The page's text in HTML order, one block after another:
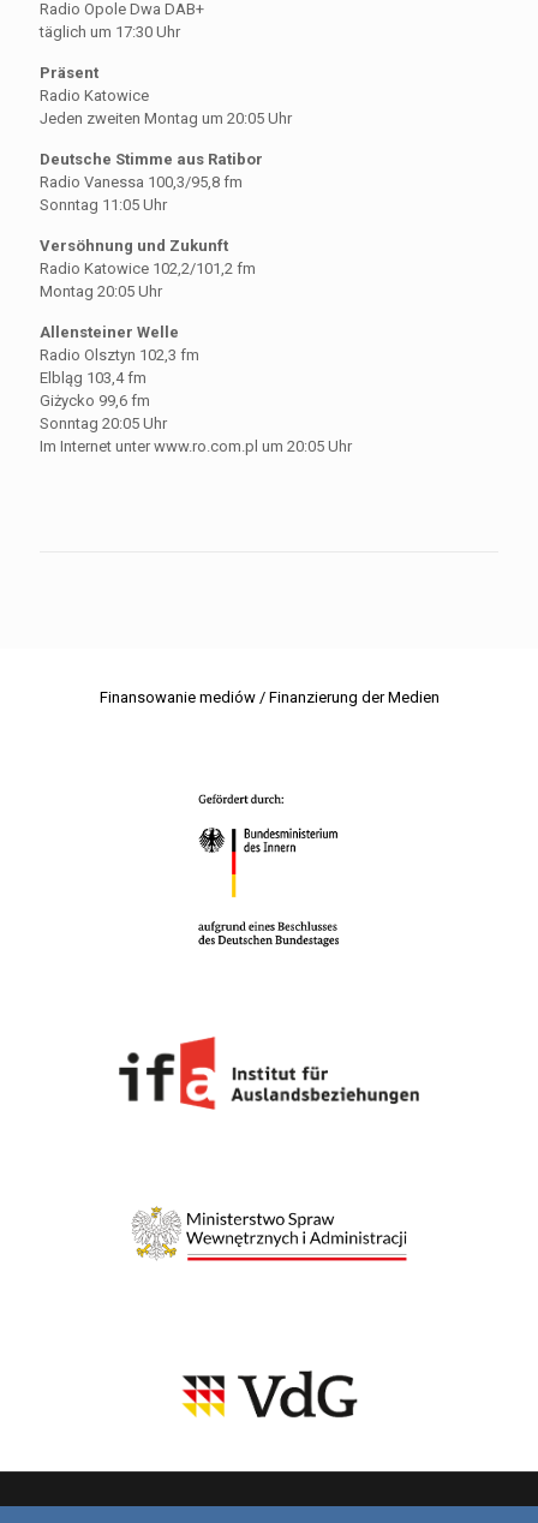
Radio Opole Dwa DAB+
täglich um 17:30 Uhr
Präsent
Radio Katowice
Jeden zweiten Montag um 20:05 Uhr
Deutsche Stimme aus Ratibor
Radio Vanessa 100,3/95,8 fm
Sonntag 11:05 Uhr
Versöhnung und Zukunft
Radio Katowice 102,2/101,2 fm
Montag 20:05 Uhr
Allensteiner Welle
Radio Olsztyn 102,3 fm
Elbląg 103,4 fm
Giżycko 99,6 fm
Sonntag 20:05 Uhr
Im Internet unter www.ro.com.pl um 20:05 Uhr
Finansowanie mediów / Finanzierung der Medien